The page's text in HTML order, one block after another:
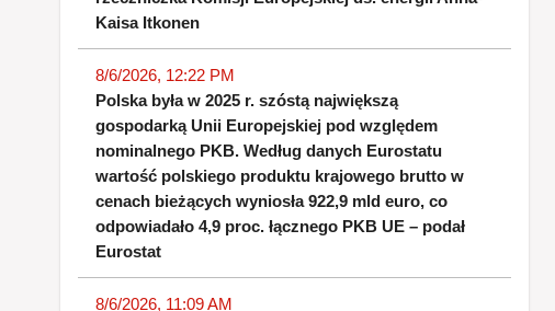
Kaisa Itkonen
8/6/2026, 12:22 PM
Polska była w 2025 r. szóstą największą
gospodarką Unii Europejskiej pod względem
nominalnego PKB. Według danych Eurostatu
wartość polskiego produktu krajowego brutto w
cenach bieżących wyniosła 922,9 mld euro, co
odpowiadało 4,9 proc. łącznego PKB UE – podał
Eurostat
8/6/2026, 11:09 AM